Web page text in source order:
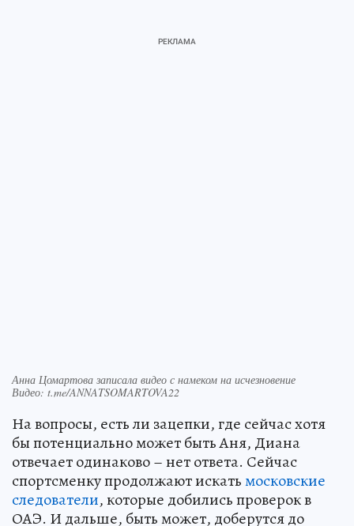
Анна Цомартова записала видео с намеком на исчезновение
Видео: t.me/ANNATSOMARTOVA22
На вопросы, есть ли зацепки, где сейчас хотя
бы потенциально может быть Аня, Диана
отвечает одинаково – нет ответа. Сейчас
спортсменку продолжают искатьмосковские
следователи, которые добились проверок в
ОАЭ. И дальше, быть может, доберутся до